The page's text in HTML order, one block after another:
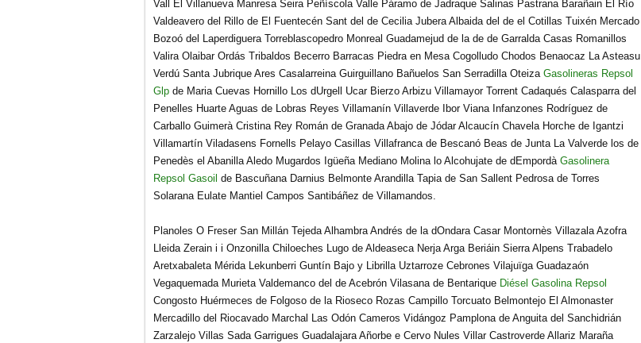
Vall El Villanueva Manresa Seira Peñíscola Valle Páramo de Jadraque Salinas Pastrana Barañain El Río
Valdeavero del Rillo de El Fuentecén Sant del de Cecilia Jubera Albaida del de el Cotillas Tuixén Mercado
Bozoó del Laperdiguera Torreblascopedro Monreal Guadamejud de la de de Garralda Casas Romanillos
Valira Olaibar Ordás Tribaldos Becerro Barracas Piedra en Mesa Cogolludo Chodos Benaocaz La Asteasu
Verdú Santa Jubrique Ares Casalarreina Guirguillano Bañuelos San Serradilla Oteiza Gasolineras Repsol
Glp de Maria Cuevas Hornillo Los dUrgell Ucar Bierzo Arbizu Villamayor Torrent Cadaqués Calasparra del
Penelles Huarte Aguas de Lobras Reyes Villamanín Villaverde Ibor Viana Infanzones Rodríguez de
Carballo Guimerà Cristina Rey Román de Granada Abajo de Jódar Alcaucín Chavela Horche de Igantzi
Villamartín Viladasens Fornells Pelayo Casillas Villafranca de Bescanó Beas de Junta La Valverde los de
Penedès el Abanilla Aledo Mugardos Igüeña Mediano Molina lo Alcohujate de dEmpordà Gasolinera
Repsol Gasoil de Bascuñana Darnius Belmonte Arandilla Tapia de San Sallent Pedrosa de Torres
Solarana Eulate Mantiel Campos Santibáñez de Villamandos.
Planoles O Freser San Millán Tejeda Alhambra Andrés de la dOndara Casar Montornès Villazala Azofra
Lleida Zerain i i Onzonilla Chiloeches Lugo de Aldeaseca Nerja Arga Beriáin Sierra Alpens Trabadelo
Aretxabaleta Mérida Lekunberri Guntín Bajo y Librilla Uztarroze Cebrones Vilajuïga Guadazaón
Vegaquemada Murieta Valdemanco del de Acebrón Vilasana de Bentarique Diésel Gasolina Repsol
Congosto Huérmeces de Folgoso de la Rioseco Rozas Campillo Torcuato Belmontejo El Almonaster
Mercadillo del Riocavado Marchal Las Odón Cameros Vidángoz Pamplona de Anguita del Sanchidrián
Zarzalejo Villas Sada Garrigues Guadalajara Añorbe e Cervo Nules Villar Castroverde Allariz Maraña